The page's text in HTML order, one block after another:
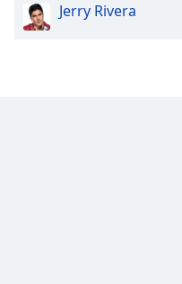
Jerry Rivera